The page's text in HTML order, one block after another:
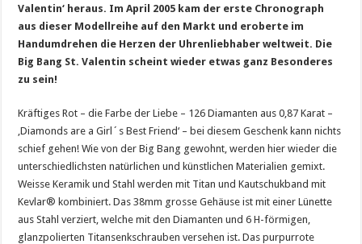
Valentin‘ heraus. Im April 2005 kam der erste Chronograph
aus dieser Modellreihe auf den Markt und eroberte im
Handumdrehen die Herzen der Uhrenliebhaber weltweit. Die
Big Bang St. Valentin scheint wieder etwas ganz Besonderes
zu sein!
Kräftiges Rot – die Farbe der Liebe – 126 Diamanten aus 0,87 Karat –
‚Diamonds are a Girl´s Best Friend‘ – bei diesem Geschenk kann nichts
schief gehen! Wie von der Big Bang gewohnt, werden hier wieder die
unterschiedlichsten natürlichen und künstlichen Materialien gemixt.
Weisse Keramik und Stahl werden mit Titan und Kautschukband mit
Kevlar® kombiniert. Das 38mm grosse Gehäuse ist mit einer Lünette
aus Stahl verziert, welche mit den Diamanten und 6 H-förmigen,
glanzpolierten Titansenkschrauben versehen ist. Das purpurrote